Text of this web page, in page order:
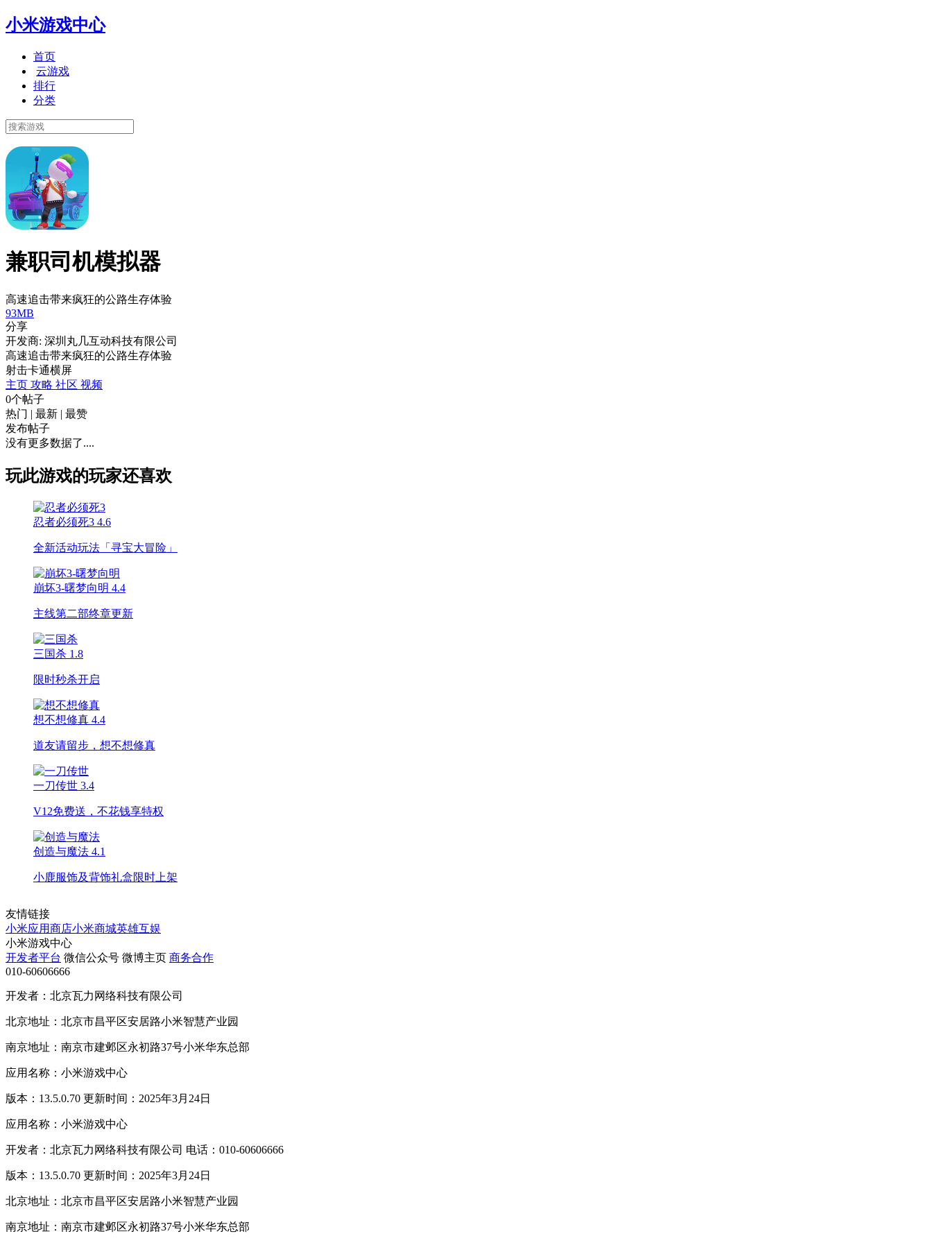
小米游戏中心
首页
云游戏
排行
分类
兼职司机模拟器
高速追击带来疯狂的公路生存体验
93MB
分享
开发商: 深圳丸几互动科技有限公司
高速追击带来疯狂的公路生存体验
射击卡通横屏
主页 攻略 社区 视频
0个帖子
热门 | 最新 | 最赞
发布帖子
没有更多数据了....
玩此游戏的玩家还喜欢
忍者必须死3 4.6
全新活动玩法「寻宝大冒险」
崩坏3-曙梦向明 4.4
主线第二部终章更新
三国杀 1.8
限时秒杀开启
想不想修真 4.4
道友请留步，想不想修真
一刀传世 3.4
V12免费送，不花钱享特权
创造与魔法 4.1
小鹿服饰及背饰礼盒限时上架
友情链接
小米应用商店小米商城英雄互娱
小米游戏中心
开发者平台 微信公众号 微博主页 商务合作
010-60606666
开发者：北京瓦力网络科技有限公司
北京地址：北京市昌平区安居路小米智慧产业园
南京地址：南京市建邺区永初路37号小米华东总部
应用名称：小米游戏中心
版本：13.5.0.70 更新时间：2025年3月24日
应用名称：小米游戏中心
开发者：北京瓦力网络科技有限公司 电话：010-60606666
版本：13.5.0.70 更新时间：2025年3月24日
北京地址：北京市昌平区安居路小米智慧产业园
南京地址：南京市建邺区永初路37号小米华东总部